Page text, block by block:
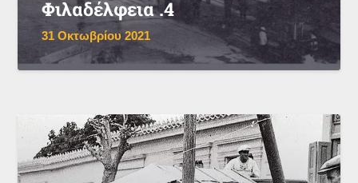
Φιλαδέλφεια .4
31 Οκτωβρίου 2021